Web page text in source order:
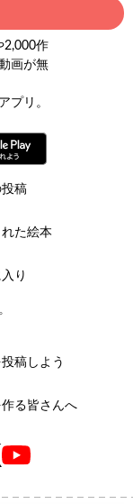
2,000作
画が無
プリ。
稿
た絵本
り
稿しよう
る皆さんへ